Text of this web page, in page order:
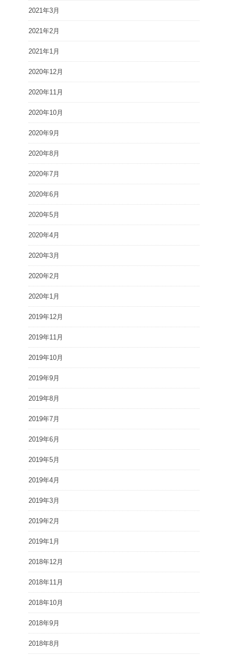
2021年3月
2021年2月
2021年1月
2020年12月
2020年11月
2020年10月
2020年9月
2020年8月
2020年7月
2020年6月
2020年5月
2020年4月
2020年3月
2020年2月
2020年1月
2019年12月
2019年11月
2019年10月
2019年9月
2019年8月
2019年7月
2019年6月
2019年5月
2019年4月
2019年3月
2019年2月
2019年1月
2018年12月
2018年11月
2018年10月
2018年9月
2018年8月